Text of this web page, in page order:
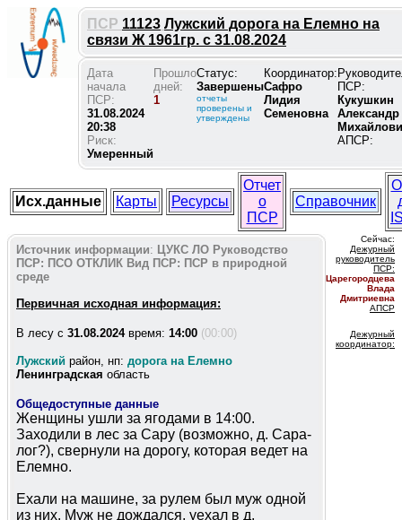
ПСР 11123 Лужский дорога на Елемно на
связи Ж 1961гр. с 31.08.2024
Дата
начала
ПСР:
31.08.2024
20:38
Риск:
Умеренный
Прошло
дней:
1
Статус:
Завершены
отчеты
проверены и
утверждены
Координатор:
Сафро
Лидия
Семеновна
ПСР:
Кукушкин
Александр
АПСР:
Исх.данные Карты Ресурсы
Отчет
о
ПСР
Справочник
Источник информации: ЦУКС ЛО Руководство
ПСР: ПСО ОТКЛИК Вид ПСР: ПСР в природной
среде
Первичная исходная информация:
В лесу c 31.08.2024время: 14:00 (00:00)
Лужский район, нп: дорога на Елемно
Ленинградская область
Общедоступные данные
Женщины ушли за ягодами в 14:00.
Заходили в лес за Сару (возможно, д. Сара-
лог?), свернули на дорогу, которая ведет на
Елемно.
Ехали на машине, за рулем был муж одной
из них. Муж не дождался, уехал в д.
Сейчас:
Дежурный
руководитель
ПСР:
Царегородцева
Влада
Дмитриевна
АПСР
Дежурный
координатор: